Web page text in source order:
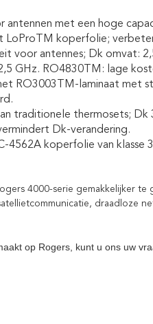
antennen met een hoge
LoProTM koperfolie;
voor antennes; Dk omvat:
GHz. RO4830TM: lage
RO3003TM-laminaat met
traditionele thermosets; Dk
Dk-verandering.
koperfolie van klasse
4000-serie gemakkelijker
draadloze
op Rogers, kunt u ons uw